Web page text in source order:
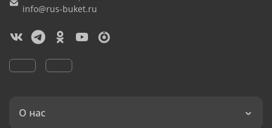
info@rus-buket.ru
О нас